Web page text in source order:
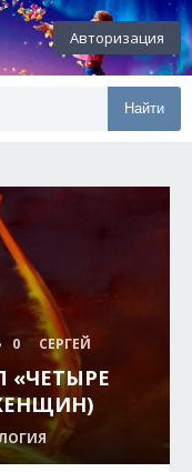
Авторизация
Найти
0 СЕРГЕЙ
«ЧЕТЫРЕ